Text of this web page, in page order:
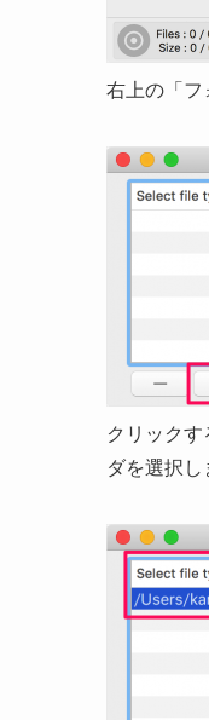
右上の「フ
クリック
ダを選択し